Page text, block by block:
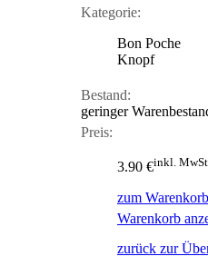
Kategorie:
Bon Poche
Knopf
Bestand:
geringer
Preis:
3.90 €inkl.
zum
Warenkorb
zurück zur